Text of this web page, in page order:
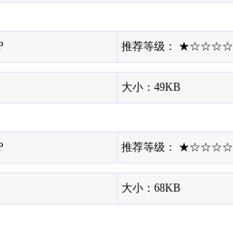
推荐等级： ★☆☆☆☆
大小：49KB
推荐等级： ★☆☆☆☆
大小：68KB